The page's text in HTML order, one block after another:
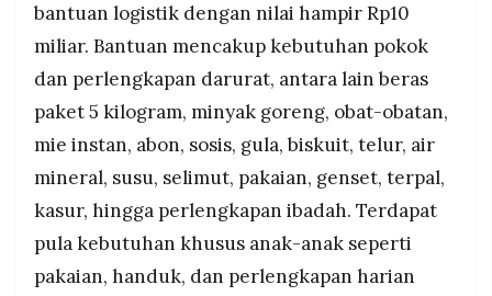
bantuan logistik dengan nilai hampir Rp10
miliar. Bantuan mencakup kebutuhan pokok
dan perlengkapan darurat, antara lain beras
paket 5 kilogram, minyak goreng, obat-obatan,
mie instan, abon, sosis, gula, biskuit, telur, air
mineral, susu, selimut, pakaian, genset, terpal,
kasur, hingga perlengkapan ibadah. Terdapat
pula kebutuhan khusus anak-anak seperti
pakaian, handuk, dan perlengkapan harian